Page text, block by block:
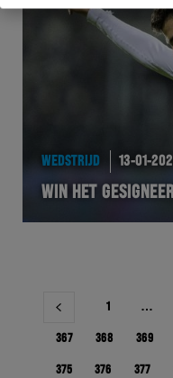
WEDSTRIJD 13-01-
WIN HET
Berichtnavigatie
1 …
367 368 369
375 376 377